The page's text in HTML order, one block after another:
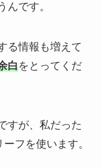
んです。
る情報も増えて
白をとってくだ
すが、私だった
フを使います。